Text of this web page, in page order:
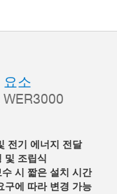
요소
전기 에너지 전달
및 조립식
수 시 짧은 설치 시간
구에 따라 변경 가능